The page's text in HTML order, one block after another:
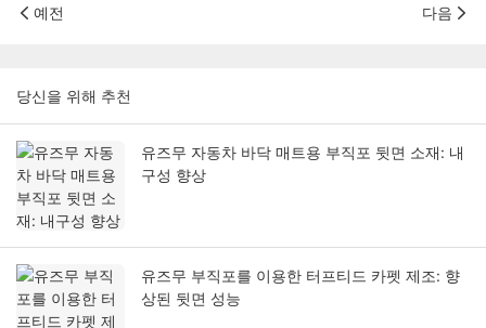
예전 다음
당신을 위해 추천
유즈무 자동차 바닥 매트용 부직포 뒷면 소재: 내
구성 향상
유즈무 부직포를 이용한 터프티드 카펫 제조: 향
상된 뒷면 성능